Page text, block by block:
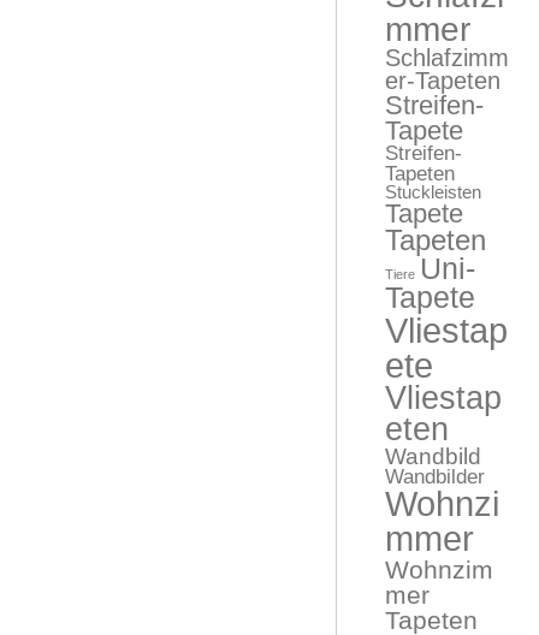
mmer
Schlafzimm
er-Tapeten
Streifen-
Tapete
Streifen-
Tapeten
Stuckleisten
Tapete
Tapeten
Tiere Uni-
Tapete
Vliestap
ete
Vliestap
eten
Wandbild
Wandbilder
Wohnzi
mmer
Wohnzim
mer
Tapeten